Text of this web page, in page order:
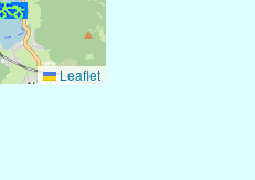
Leaflet